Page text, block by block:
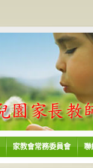
家教會常務委員會 聯